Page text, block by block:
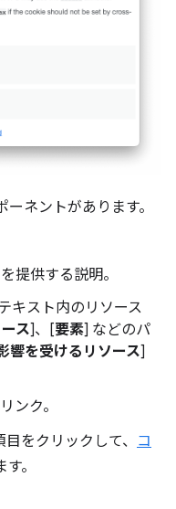
ネントがあります。
提供する説明。
キスト内のリソース
ス]、[要素] などのパ
響を受けるリソース]
ンク。
目をクリックして、 コ
す。